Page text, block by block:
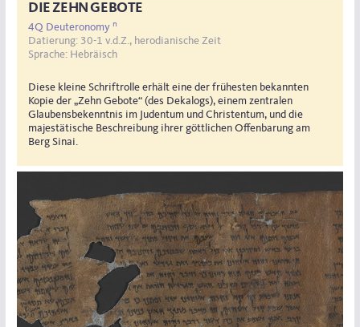
DIE ZEHN GEBOTE
4Q Deuteronomy n
Datierung: 30-1 v.d.Z., herodianische Zeit
Sprache: Hebräisch
Diese kleine Schriftrolle erhält eine der frühesten bekannten
Kopie der „Zehn Gebote“ (des Dekalogs), einem zentralen
Glaubensbekenntnis im Judentum und Christentum, und die
majestätische Beschreibung ihrer göttlichen Offenbarung am
Berg Sinai.